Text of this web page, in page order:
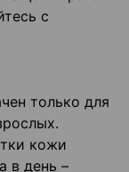
с
только для
кожи
в день –